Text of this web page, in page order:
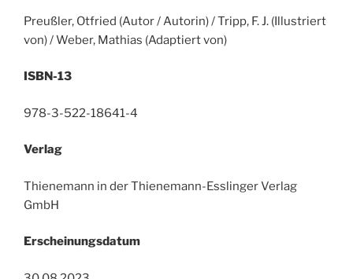
Preußler, Otfried (Autor / Autorin) / Tripp, F. J. (Illustriert
von) / Weber, Mathias (Adaptiert von)
ISBN-13
978-3-522-18641-4
Verlag
Thienemann in der Thienemann-Esslinger Verlag
GmbH
Erscheinungsdatum